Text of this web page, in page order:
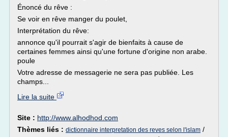
Énoncé du rêve :
Se voir en rêve manger du poulet,
Interprétation du rêve:
annonce qu'il pourrait s'agir de bienfaits à cause de
certaines femmes ainsi qu'une fortune d'origine non arabe.
poule
Votre adresse de messagerie ne sera pas publiée. Les
champs...
Lire la suite
Site : http://www.alhodhod.com
Thèmes liés : dictionnaire interpretation des reves selon l'islam /